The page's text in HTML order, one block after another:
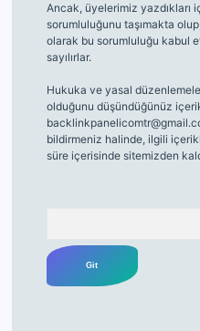
Ancak, üyelerimiz yazdıkları
sorumluluğunu taşımakta
olarak bu sorumluluğu kabul
sayılırlar.
Hukuka ve yasal
olduğunu düşündüğünüz
bildirmeniz halinde, ilgili
süre içerisinde sitemizden